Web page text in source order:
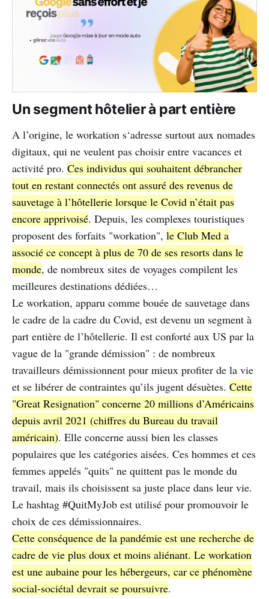
Un segment hôtelier à part entière
A l’origine, le workation s‘adresse surtout aux nomades
digitaux, qui ne veulent pas choisir entre vacances et
activité pro. Ces individus qui souhaitent débrancher
tout en restant connectés ont assuré des revenus de
sauvetage à l’hôtellerie lorsque le Covid n’était pas
encore apprivoisé. Depuis, les complexes touristiques
proposent des forfaits "workation", le Club Med a
associé ce concept à plus de 70 de ses resorts dans le
monde, de nombreux sites de voyages compilent les
meilleures destinations dédiées…
Le workation, apparu comme bouée de sauvetage dans
le cadre de la cadre du Covid, est devenu un segment à
part entière de l’hôtellerie. Il est conforté aux US par la
vague de la "grande démission" : de nombreux
travailleurs démissionnent pour mieux profiter de la vie
et se libérer de contraintes qu’ils jugent désuètes. Cette
"Great Resignation" concerne 20 millions d’Américains
depuis avril 2021 (chiffres du Bureau du travail
américain). Elle concerne aussi bien les classes
populaires que les catégories aisées. Ces hommes et ces
femmes appelés "quits" ne quittent pas le monde du
travail, mais ils choisissent sa juste place dans leur vie.
Le hashtag #QuitMyJob est utilisé pour promouvoir le
choix de ces démissionnaires.
Cette conséquence de la pandémie est une recherche de
cadre de vie plus doux et moins aliénant. Le workation
est une aubaine pour les hébergeurs, car ce phénomène
social-sociétal devrait se poursuivre.